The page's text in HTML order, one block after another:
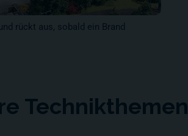
rückt aus, sobald ein Brand
Technikthemen